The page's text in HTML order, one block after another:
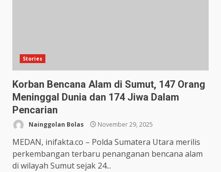
Stories
Korban Bencana Alam di Sumut, 147 Orang
Meninggal Dunia dan 174 Jiwa Dalam
Pencarian
Nainggolan Bolas November 29, 2025
MEDAN, inifakta.co – Polda Sumatera Utara merilis
perkembangan terbaru penanganan bencana alam
di wilayah Sumut sejak 24...